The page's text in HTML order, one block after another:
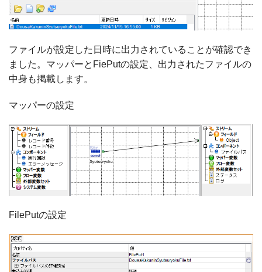
ファイルが設定した日時に出力されていることが確認でき
ました。マッパーとFiePutの設定、出力されたファイルの
中身も掲載します。
マッパーの設定
FilePutの設定